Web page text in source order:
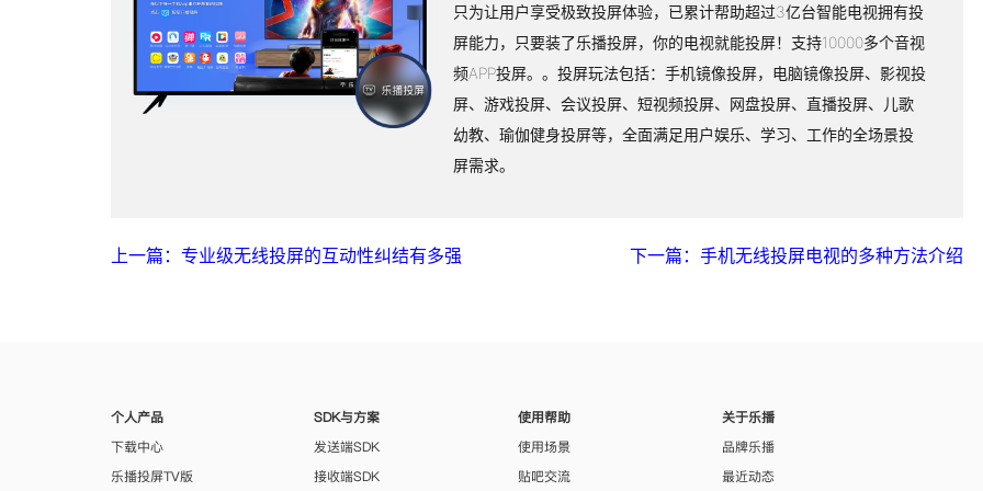
只为让用户享受极致投屏体验，已累计帮助超过3亿台智能电视拥有投
屏能力，只要装了乐播投屏，你的电视就能投屏！支持10000多个音视
频APP投屏。。投屏玩法包括：手机镜像投屏，电脑镜像投屏、影视投
屏、游戏投屏、会议投屏、短视频投屏、网盘投屏、直播投屏、儿歌
幼教、瑜伽健身投屏等，全面满足用户娱乐、学习、工作的全场景投
屏需求。
上一篇：专业级无线投屏的互动性纠结有多强 下一篇：手机无线投屏电视的多种方法介绍
个人产品
下载中心
乐播投屏TV版
SDK与方案
发送端SDK
接收端SDK
使用帮助
使用场景
贴吧交流
关于乐播
品牌乐播
最近动态